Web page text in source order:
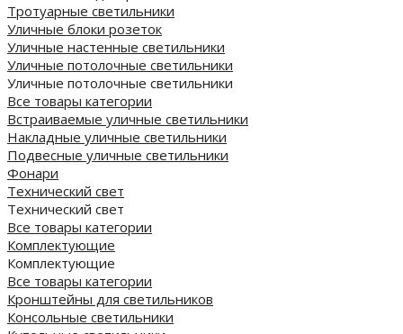
Тротуарные светильники
Уличные блоки розеток
Уличные настенные светильники
Уличные потолочные светильники
Уличные потолочные светильники
Все товары категории
Встраиваемые уличные светильники
Накладные уличные светильники
Подвесные уличные светильники
Фонари
Технический свет
Технический свет
Все товары категории
Комплектующие
Комплектующие
Все товары категории
Кронштейны для светильников
Консольные светильники